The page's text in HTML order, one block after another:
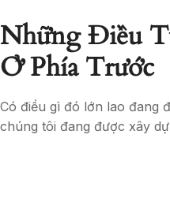
Những Điều
Ở Phía Trước
Có điều gì đó lớn lao đang
chúng tôi đang được xây